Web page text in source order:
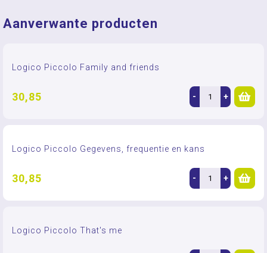
Aanverwante producten
Logico Piccolo Family and friends
30,85 - +
Logico Piccolo Gegevens, frequentie en kans
30,85 - +
Logico Piccolo That's me